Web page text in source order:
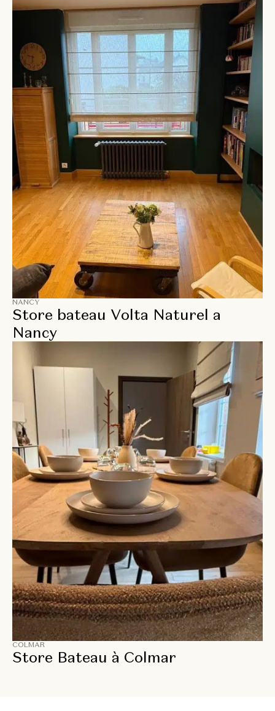
NANCY
Store bateau Volta Naturel a
Nancy
COLMAR
Store Bateau à Colmar